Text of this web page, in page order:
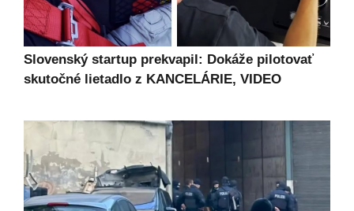
Slovenský startup prekvapil: Dokáže pilotovať
skutočné lietadlo z KANCELÁRIE, VIDEO